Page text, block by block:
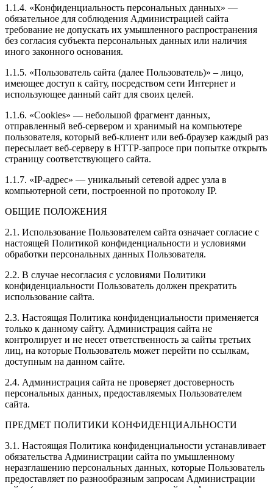
1.1.4. «Конфиденциальность персональных данных» —
обязательное для соблюдения Администрацией сайта
требование не допускать их умышленного распространения
без согласия субъекта персональных данных или наличия
иного законного основания.
1.1.5. «Пользователь сайта (далее Пользователь)» – лицо,
имеющее доступ к сайту, посредством сети Интернет и
использующее данный сайт для своих целей.
1.1.6. «Cookies» — небольшой фрагмент данных,
отправленный веб-сервером и хранимый на компьютере
пользователя, который веб-клиент или веб-браузер каждый раз
пересылает веб-серверу в HTTP-запросе при попытке открыть
страницу соответствующего сайта.
1.1.7. «IP-адрес» — уникальный сетевой адрес узла в
компьютерной сети, построенной по протоколу IP.
ОБЩИЕ ПОЛОЖЕНИЯ
2.1. Использование Пользователем сайта означает согласие с
настоящей Политикой конфиденциальности и условиями
обработки персональных данных Пользователя.
2.2. В случае несогласия с условиями Политики
конфиденциальности Пользователь должен прекратить
использование сайта.
2.3. Настоящая Политика конфиденциальности применяется
только к данному сайту. Администрация сайта не
контролирует и не несет ответственность за сайты третьих
лиц, на которые Пользователь может перейти по ссылкам,
доступным на данном сайте.
2.4. Администрация сайта не проверяет достоверность
персональных данных, предоставляемых Пользователем
сайта.
ПРЕДМЕТ ПОЛИТИКИ КОНФИДЕНЦИАЛЬНОСТИ
3.1. Настоящая Политика конфиденциальности устанавливает
обязательства Администрации сайта по умышленному
неразглашению персональных данных, которые Пользователь
предоставляет по разнообразным запросам Администрации